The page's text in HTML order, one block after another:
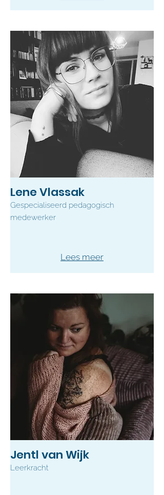
Lene Vlassak
Gespecialiseerd pedagogisch
medewerker
Lees meer
Jentl van Wijk
Leerkracht